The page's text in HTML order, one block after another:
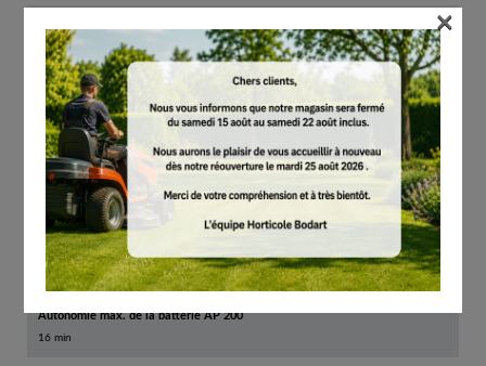
15 min
Autonomie min. de la batterie AP 30
10 min
Autonomie max. de la batterie AP 30
25 min
Autonomie min. de la batterie AP 200
13 min
Autonomie max. de la batterie AP 200
16 min
×